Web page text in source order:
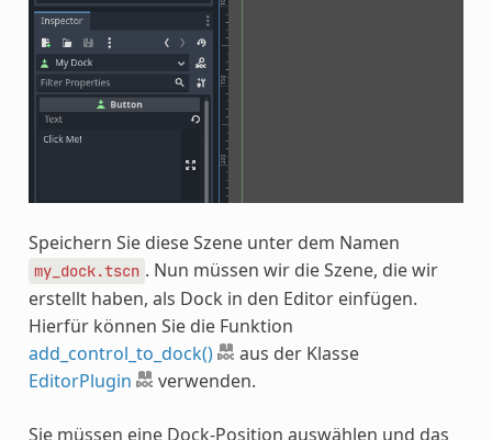
Speichern Sie diese Szene unter dem Namen
my_dock.tscn . Nun müssen wir die Szene, die wir
erstellt haben, als Dock in den Editor einfügen.
Hierfür können Sie die Funktion
add_control_to_dock()
aus der Klasse
EditorPlugin
verwenden.
Sie müssen eine Dock-Position auswählen und das